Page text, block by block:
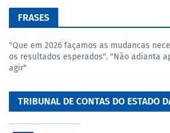
FRASES
"Que em 2026 façamos as mudancas
os resultados esperados". "Não adianta
agir"
TRIBUNAL DE CONTAS DO ESTADO